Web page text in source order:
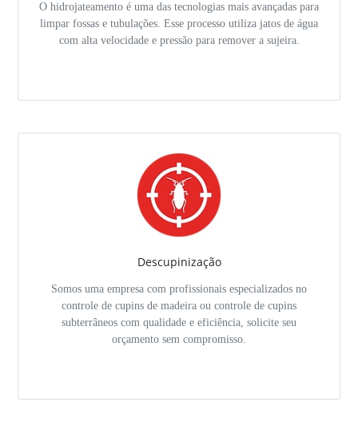
O hidrojateamento é uma das tecnologias mais avançadas para
limpar fossas e tubulações. Esse processo utiliza jatos de água
com alta velocidade e pressão para remover a sujeira.
Descupinização
Somos uma empresa com profissionais especializados no
controle de cupins de madeira ou controle de cupins
subterrâneos com qualidade e eficiência, solicite seu
orçamento sem compromisso.